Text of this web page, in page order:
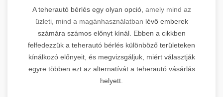
A teherautó bérlés egy olyan opció, amely mind az
üzleti, mind a magánhasználatban lévő emberek
számára számos előnyt kínál. Ebben a cikkben
felfedezzük a teherautó bérlés különböző területeken
kínálkozó előnyeit, és megvizsgáljuk, miért választják
egyre többen ezt az alternatívát a teherautó vásárlás
helyett.